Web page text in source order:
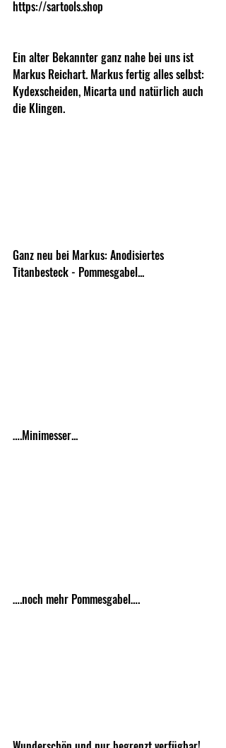
https://sartools.shop
Ein alter Bekannter ganz nahe bei uns ist
Markus Reichart. Markus fertig alles selbst:
Kydexscheiden, Micarta und natürlich auch
die Klingen.
Ganz neu bei Markus: Anodisiertes
Titanbesteck - Pommesgabel...
….Minimesser...
….noch mehr Pommesgabel….